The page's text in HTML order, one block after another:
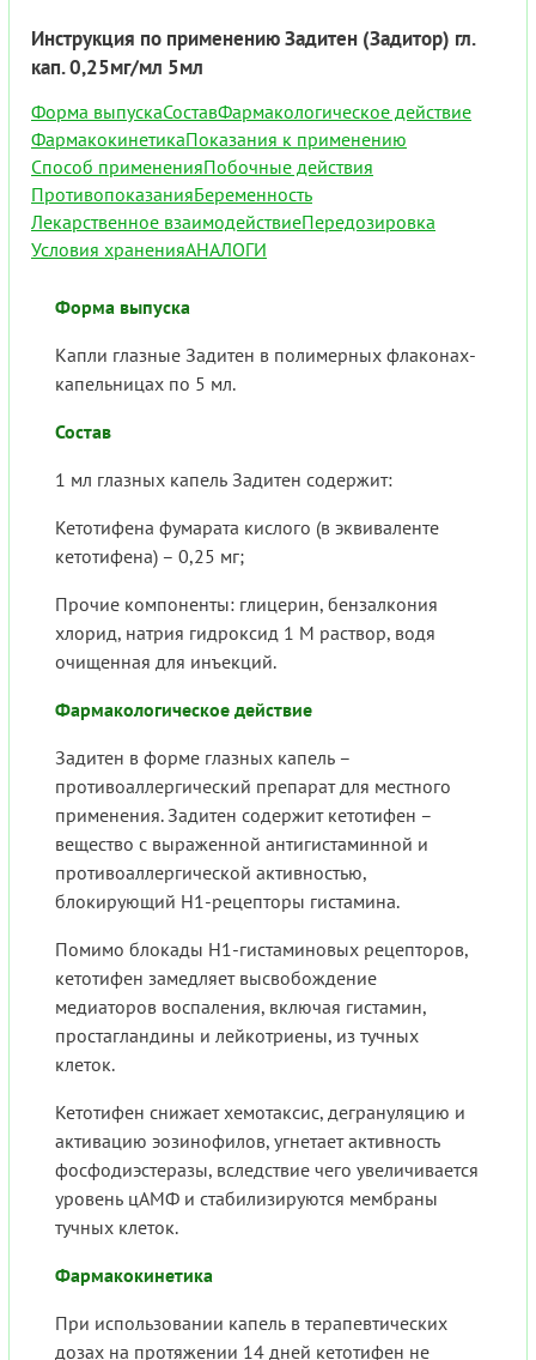
Инструкция по применению Задитен (Задитор) гл.
кап. 0,25мг/мл 5мл
Форма выпускаСоставФармакологическое действие
ФармакокинетикаПоказания к применению
Способ примененияПобочные действия
ПротивопоказанияБеременность
Лекарственное взаимодействиеПередозировка
Условия храненияАНАЛОГИ
Форма выпуска
Капли глазные Задитен в полимерных флаконах-
капельницах по 5 мл.
Состав
1 мл глазных капель Задитен содержит:
Кетотифена фумарата кислого (в эквиваленте
кетотифена) – 0,25 мг;
Прочие компоненты: глицерин, бензалкония
хлорид, натрия гидроксид 1 М раствор, водя
очищенная для инъекций.
Фармакологическое действие
Задитен в форме глазных капель –
противоаллергический препарат для местного
применения. Задитен содержит кетотифен –
вещество с выраженной антигистаминной и
противоаллергической активностью,
блокирующий Н1-рецепторы гистамина.
Помимо блокады Н1-гистаминовых рецепторов,
кетотифен замедляет высвобождение
медиаторов воспаления, включая гистамин,
простагландины и лейкотриены, из тучных
клеток.
Кетотифен снижает хемотаксис, дегрануляцию и
активацию эозинофилов, угнетает активность
фосфодиэстеразы, вследствие чего увеличивается
уровень цАМФ и стабилизируются мембраны
тучных клеток.
Фармакокинетика
При использовании капель в терапевтических
дозах на протяжении 14 дней кетотифен не